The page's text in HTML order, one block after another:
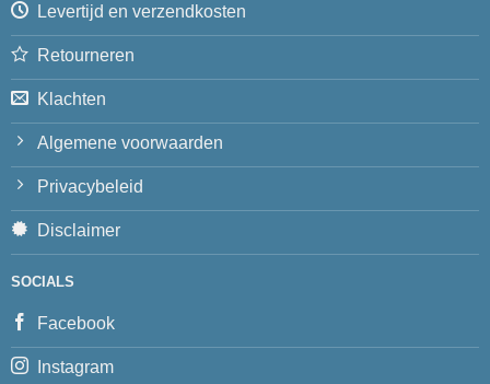
Levertijd en verzendkosten
Retourneren
Klachten
Algemene voorwaarden
Privacybeleid
Disclaimer
SOCIALS
Facebook
Instagram